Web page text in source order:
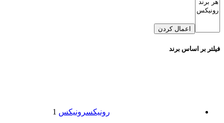
اعمال کردن
فیلتر بر اساس برند
رونیکسرونیکس 1